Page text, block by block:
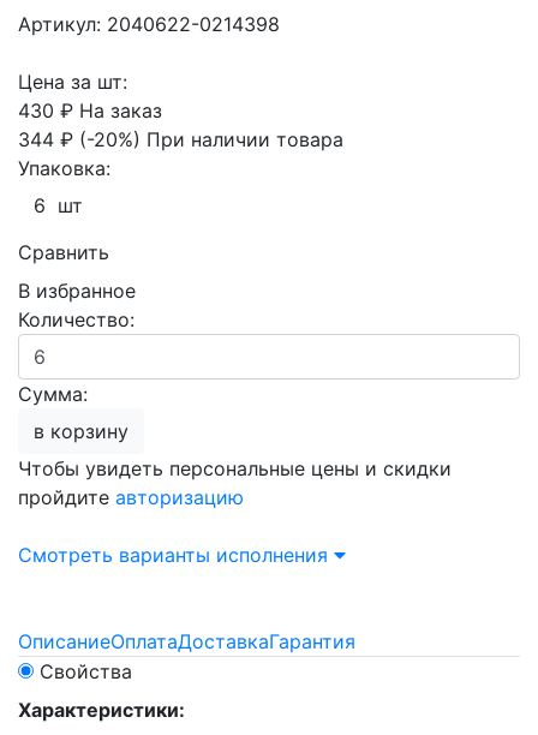
Артикул: 2040622-0214398
Цена за шт:
430 ₽ На заказ
344 ₽ (-20%) При наличии товара
Упаковка:
6 шт
Сравнить
В избранное
Количество:
Сумма:
в корзину
Чтобы увидеть персональные цены и скидки
пройдите авторизацию
Смотреть варианты исполнения
ОписаниеОплатаДоставкаГарантия
Свойства
Характеристики: